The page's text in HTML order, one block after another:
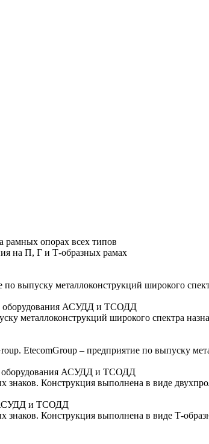
опорах всех типов
на П, Г и Т-образных рамах
выпуску металлоконструкций широкого
оборудования АСУДД и ТСОДД
металлоконструкций широкого спектра
EtecomGroup – предприятие по выпуску
оборудования АСУДД и ТСОДД
Конструкция выполнена в виде
АСУДД и ТСОДД
Конструкция выполнена в виде Т-